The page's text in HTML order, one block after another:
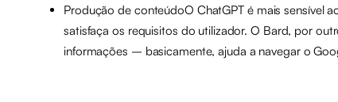
Produção de conteúdoO ChatGPT é mais sensível
satisfaça os requisitos do utilizador. O Bard, por
informações – basicamente, ajuda a navegar o